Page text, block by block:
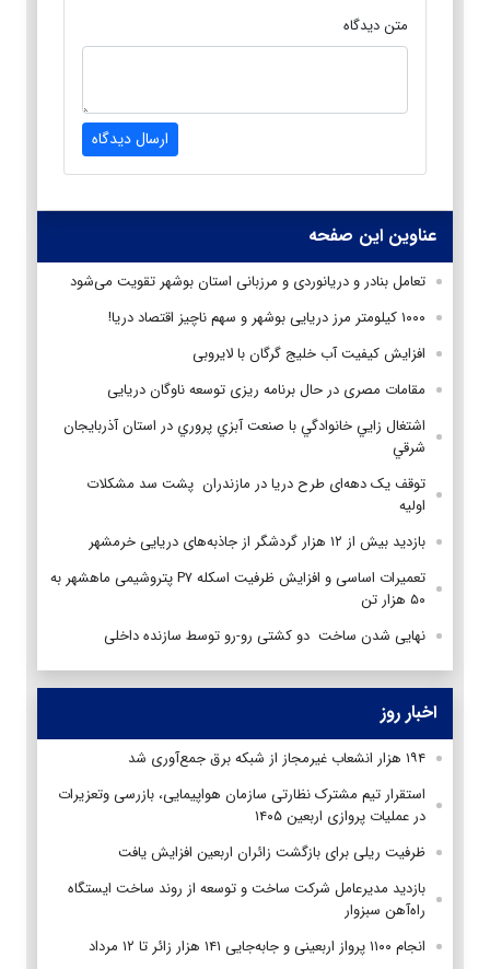
متن دیدگاه
ارسال دیدگاه
عناوین این صفحه
تعامل بنادر و دریانوردی و مرزبانی استان بوشهر تقویت می‌شود
۱۰۰۰ کیلومتر مرز دریایی بوشهر و سهم ناچیز اقتصاد دریا!
افزایش کیفیت آب خلیج گرگان با لایروبی
مقامات مصری در حال برنامه ریزی توسعه ناوگان دریایی
اشتغال زايي خانوادگي با صنعت آبزي پروري در استان آذربايجان
شرقي
توقف یک دهه‌ای طرح‌ دریا در مازندران پشت سد مشکلات
اولیه
بازدید بیش از ۱۲ هزار گردشگر از جاذبه‌های دریایی خرمشهر
تعمیرات اساسی و افزایش ظرفیت اسکله P۷ پتروشیمی ماهشهر به
۵۰ هزار تن
نهایی شدن ساخت دو کشتی رو-رو توسط سازنده داخلی
اخبار روز
۱۹۴ هزار انشعاب غیرمجاز از شبکه برق جمع‌آوری شد
استقرار تیم مشترک نظارتی سازمان هواپیمایی، بازرسی وتعزیرات
در عملیات پروازی اربعین ۱۴۰۵
ظرفیت ریلی برای بازگشت زائران اربعین افزایش یافت
بازدید مدیرعامل شرکت ساخت و توسعه از روند ساخت ایستگاه
راه‌آهن سبزوار
انجام ۱۱۰۰ پرواز اربعینی و جابه‌جایی ۱۴۱ هزار زائر تا ۱۲ مرداد